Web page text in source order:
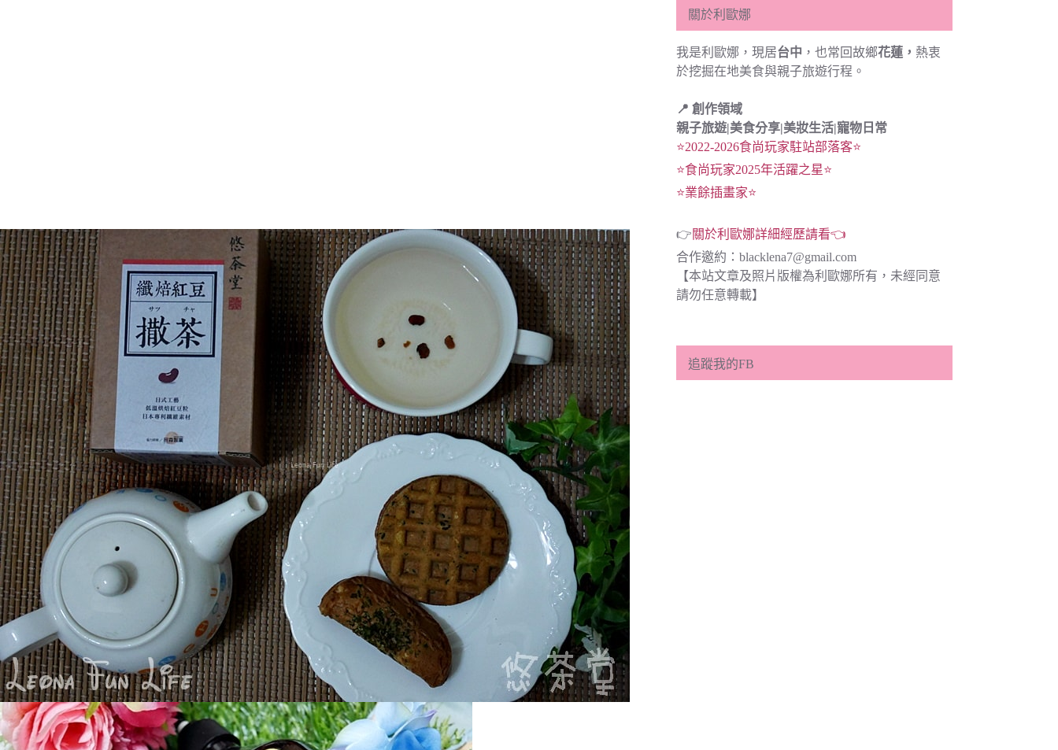
關於利歐娜
我是利歐娜，現居台中 ，也常回故鄉花蓮， 熱衷
於挖掘在地美食與親子旅遊行程。
📍 創作領域
親子旅遊|美食分享|美妝生活|寵物日常
⭐2022-2026食尚玩家駐站部落客⭐
⭐食尚玩家2025年活躍之星⭐
⭐業餘插畫家⭐
👉關於利歐娜詳細經歷請看👈
合作邀約： blacklena7@gmail.com
【本站文章及照片版權為利歐娜所有，未經同意
請勿任意轉載】
追蹤我的FB